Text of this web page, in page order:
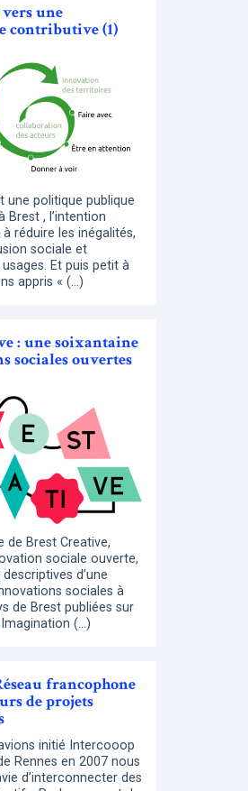
une
contributive (1)
une politique publique
Brest , l’intention
réduire les inégalités,
sociale et
Et puis petit à
appris « (…)
: une soixantaine
sociales ouvertes
de Brest Creative,
sociale ouverte,
d’une
sociales à
de Brest publiées sur
(…)
francophone
de projets
initié Intercooop
Rennes en 2007 nous
d’interconnecter des